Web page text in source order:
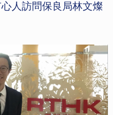
人訪問保良局林文燦